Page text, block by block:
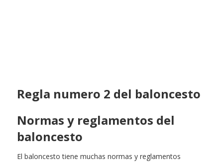
Regla numero 2 del baloncesto
Normas y reglamentos del
baloncesto
El baloncesto tiene muchas normas y reglamentos